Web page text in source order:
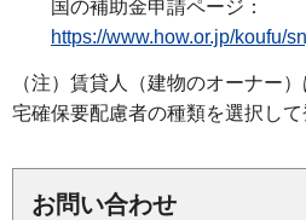
国の補助金申請ページ：
https://www.how.or.jp/koufu/
（注）賃貸人（建物のオーナー
宅確保要配慮者の種類を選択して
お問い合わせ